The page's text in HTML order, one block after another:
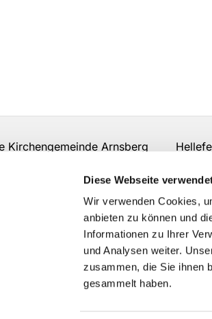
Diese Webseite
Wir verwenden Cookies,
anbieten zu können und
Informationen zu Ihrer
und Analysen weiter.
zusammen, die Sie ihnen
gesammelt haben.
Kirchengemeinde Arnsberg